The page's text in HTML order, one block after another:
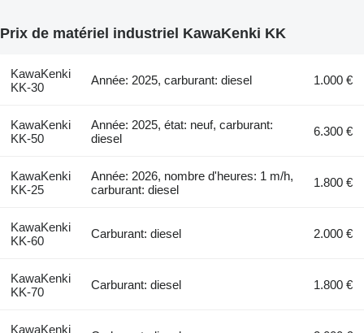
Prix de matériel industriel KawaKenki KK
KawaKenki
KK-30
Année: 2025, carburant: diesel 1.000 €
KawaKenki
KK-50
Année: 2025, état: neuf, carburant:
diesel
6.300 €
KawaKenki
KK-25
Année: 2026, nombre d'heures: 1 m/h,
carburant: diesel
1.800 €
KawaKenki
KK-60
Carburant: diesel 2.000 €
KawaKenki
KK-70
Carburant: diesel 1.800 €
KawaKenki